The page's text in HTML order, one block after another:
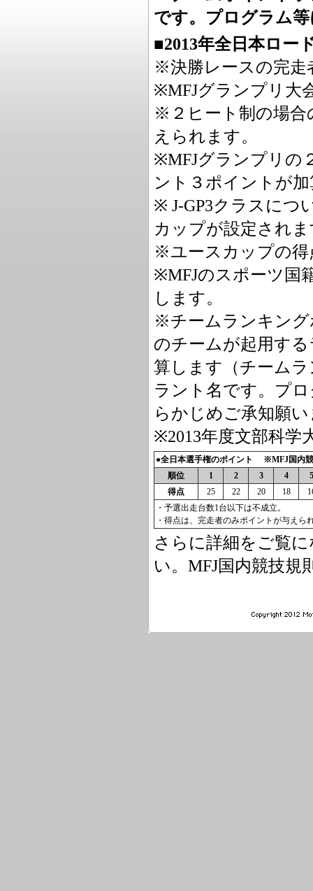
です。プログラム
■2013年全日本ロー
※決勝レースの完走
※MFJグランプリ大
※２ヒート制の場合
えられます。
※MFJグランプリの
ント３ポイントが
※ J-GP3クラスにつ
カップが設定され
※ユースカップの得
※MFJのスポーツ国
します。
※チームランキング
のチームが起用す
算します（チーム
ラント名です。プ
らかじめご承知願
※2013年度文部科学
●全日本選手権のポイント ※MFJ国内競
順位
1 2 3 4
5
得点
25 22 20 18
・予選出走台数1台以下は不成立。
・得点は、完走者のみポイントが与えら
さらに詳細をご覧
い。MFJ国内競技規